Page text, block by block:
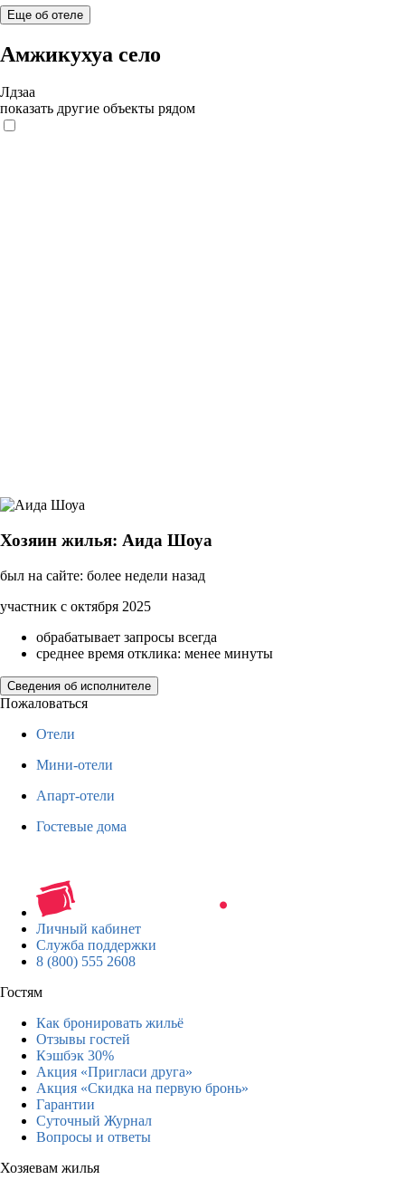
Еще об отеле
Амжикухуа село
Лдзаа
показать другие объекты рядом
Хозяин жилья: Аида Шоуа
был на сайте: более недели назад
участник с октября 2025
обрабатывает запросы всегда
среднее время отклика: менее минуты
Сведения об исполнителе
Пожаловаться
Отели
Мини-отели
Апарт-отели
Гостевые дома
Личный кабинет
Служба поддержки
8 (800) 555 2608
Гостям
Как бронировать жильё
Отзывы гостей
Кэшбэк 30%
Акция «Пригласи друга»
Акция «Скидка на первую бронь»
Гарантии
Суточный Журнал
Вопросы и ответы
Хозяевам жилья